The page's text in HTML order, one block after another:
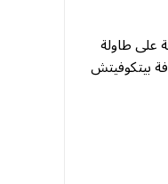
على طاولة
بيتكوفيتش